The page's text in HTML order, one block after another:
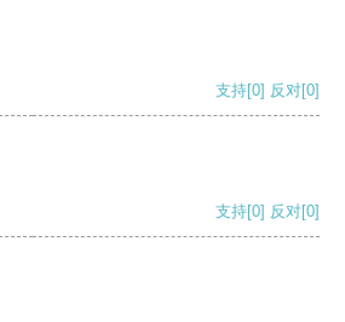
支持[0] 反对[0]
支持[0] 反对[0]